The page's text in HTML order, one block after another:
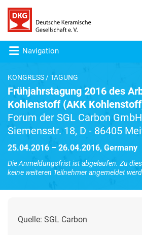
Navigation
KONGRESS / TAGUNG
Frühjahrstagung 2016 des
Kohlenstoff (AKK
Forum der SGL Carbon
Siemensstr. 18, D - 86405
25.04.2016 – 26.04.2016, Germany
Die Anmeldungsfrist ist abgelaufen. Zu
keine weiteren Teilnehmer angemeldet
Quelle: SGL Carbon